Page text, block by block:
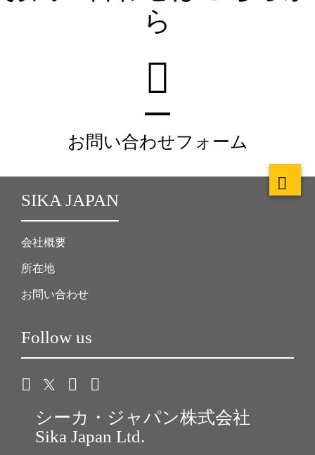
ら
お問い合わせフォーム
SIKA JAPAN
会社概要
所在地
お問い合わせ
Follow us
シーカ・ジャパン株式会社
Sika Japan Ltd.